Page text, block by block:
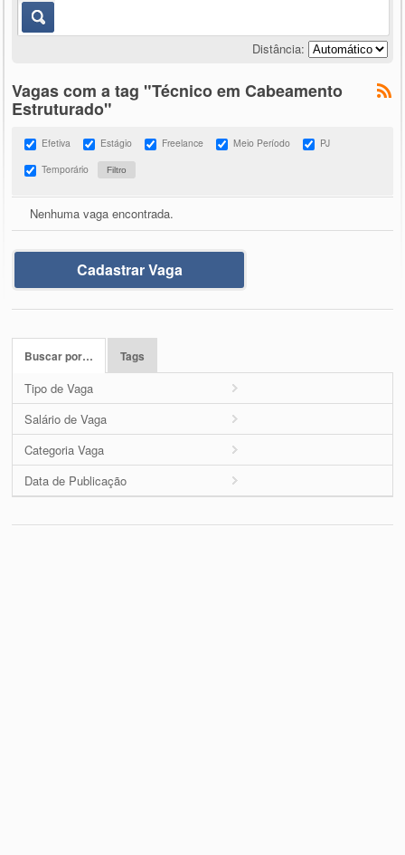
Distância:
Vagas com a tag "Técnico em Cabeamento
Estruturado"
Efetiva Estágio Freelance Meio Período
PJ
Temporário
Nenhuma vaga encontrada.
Cadastrar Vaga
Buscar por… Tags
Tipo de Vaga
Salário de Vaga
Categoria Vaga
Data de Publicação